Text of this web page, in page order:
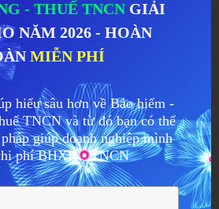
......
tải món quà tâm huyết tôi
TẠI ĐÂYnhé
- THUẾ TNCNGIẢI
NĂM 2026 - HOÀN
MIỄN PHÍ
hiểu sâu hơn về Bảo hiểm -
TNCN và từ đó bạn có thể
giúp doanh nghiệp mình
phí BHXH - TNCN